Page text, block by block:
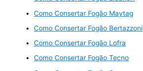
Como Consertar Fogão Maytag
Como Consertar Fogão Bertazzoni
Como Consertar Fogão Lofra
Como Consertar Fogão Tecno